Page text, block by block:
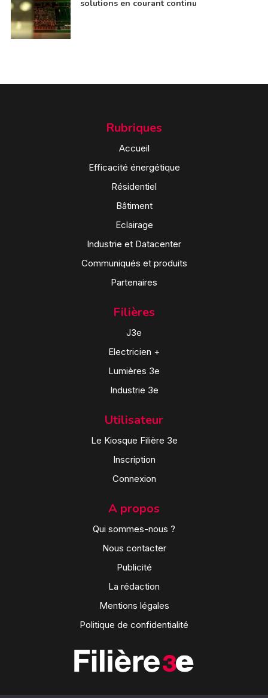
solutions en courant continu
Rubriques
Accueil
Efficacité énergétique
Résidentiel
Bâtiment
Eclairage
Industrie et Datacenter
Communiqués et produits
Partenaires
Filières
J3e
Electricien +
Lumières 3e
Industrie 3e
Utilisateur
Le Kiosque Filière 3e
Inscription
Connexion
A propos
Qui sommes-nous ?
Nous contacter
Publicité
La rédaction
Mentions légales
Politique de confidentialité